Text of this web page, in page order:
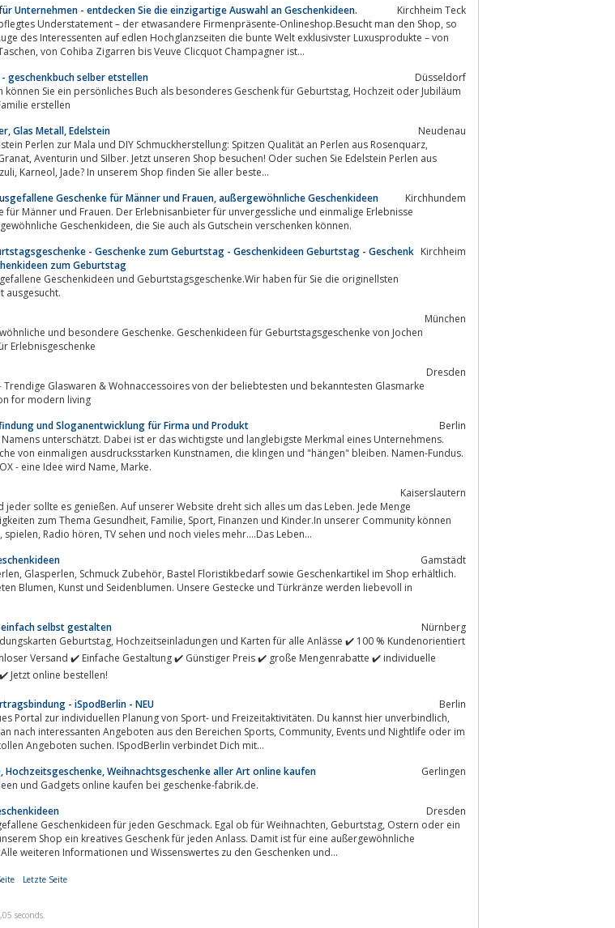
Unternehmen - entdecken Sie die einzigartige Auswahl an Geschenkideen.
Kirchheim Teck
des Interessenten auf edlen Hochglanzseiten die bunte Welt exklusivster Luxusprodukte – von
Cartier Uhren bis Bally Taschen, von Cohiba Zigarren bis Veuve Clicquot Champagner ist...
geschenkbuch selber etstellen
Düsseldorf
Sie ein persönliches Buch als besonderes Geschenk für Geburtstag, Hochzeit oder Jubiläum
erstellen
Glas Metall, Edelstein
Neudenau
Perlen zur Mala und DIY Schmuckherstellung: Spitzen Qualität an Perlen aus Rosenquarz,
Apatit, Sodalith, Lapislazuli, Karneol, Jade? In unserem Shop finden Sie aller beste...
Geschenke für Männer und Frauen, außergewöhnliche Geschenkideen
Kirchhundem
für Männer und Frauen. Der Erlebnisanbieter für unvergessliche und einmalige Erlebnisse
präsentiert Ihnen außergewöhnliche Geschenkideen, die Sie auch als Gutschein verschenken können.
- Geschenke zum Geburtstag - Geschenkideen Geburtstag - Geschenk
zum Geburtstag
Kirchheim
Geschenkideen und Geburtstagsgeschenke.Wir haben für Sie die originellsten
ausgesucht.
München
und besondere Geschenke. Geschenkideen für Geburtstagsgeschenke von Jochen
Erlebnisgeschenke
Dresden
Trendige Glaswaren & Wohnaccessoires von der beliebtesten und bekanntesten Glasmarke
for modern living
und Sloganentwicklung für Firma und Produkt
Berlin
unterschätzt. Dabei ist er das wichtigste und langlebigste Merkmal eines Unternehmens.
ausdrucksstarken Kunstnamen, die klingen und "hängen" bleiben. Namen-Fundus.
Slogan-Kreation.NAMELOX - eine Idee wird Name, Marke.
Kaiserslautern
jeder sollte es genießen. Auf unserer Website dreht sich alles um das Leben. Jede Menge
Familie, Sport, Finanzen und Kinder.In unserer Community können
Sie mit anderen chatten, spielen, Radio hören, TV sehen und noch vieles mehr….Das Leben...
Gamstädt
und Türkränze werden liebevoll in
selbst gestalten
Nürnberg
und Karten für alle Anlässe ✔️ 100 % Kundenorientiert
Versand ✔️ Einfache Gestaltung ✔️ Günstiger Preis ✔️ große Mengenrabatte ✔️ individuelle
Jetzt online bestellen!
- iSpodBerlin - NEU
Berlin
Portal zur individuellen Planung von Sport- und Freizeitaktivitäten. Du kannst hier unverbindlich,
Angeboten aus den Bereichen Sports, Community, Events und Nightlife oder im
Angeboten suchen. ISpodBerlin verbindet Dich mit...
Hochzeitsgeschenke, Weihnachtsgeschenke aller Art online kaufen
Gerlingen
und Gadgets online kaufen bei geschenke-fabrik.de.
Dresden
Geschenkideen für jeden Geschmack. Egal ob für Weihnachten, Geburtstag, Ostern oder ein
weiteren Informationen und Wissenswertes zu den Geschenken und...
Letzte Seite
seconds.